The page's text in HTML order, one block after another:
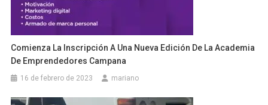
Comienza La Inscripción A Una Nueva Edición De La Academia
De Emprendedores Campana
16 de febrero de 2023 mariano